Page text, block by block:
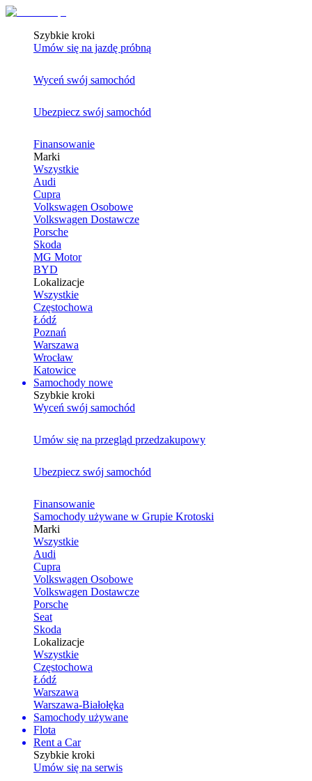
Szybkie kroki
Umów się na jazdę próbną
Wyceń swój samochód
Ubezpiecz swój samochód
Finansowanie
Marki
Wszystkie
Audi
Cupra
Volkswagen Osobowe
Volkswagen Dostawcze
Porsche
Skoda
MG Motor
BYD
Lokalizacje
Wszystkie
Częstochowa
Łódź
Poznań
Warszawa
Wrocław
Katowice
Samochody nowe
Szybkie kroki
Wyceń swój samochód
Umów się na przegląd przedzakupowy
Ubezpiecz swój samochód
Finansowanie
Samochody używane w Grupie Krotoski
Marki
Wszystkie
Audi
Cupra
Volkswagen Osobowe
Volkswagen Dostawcze
Porsche
Seat
Skoda
Lokalizacje
Wszystkie
Częstochowa
Łódź
Warszawa
Warszawa-Białołęka
Samochody używane
Flota
Rent a Car
Szybkie kroki
Umów się na serwis